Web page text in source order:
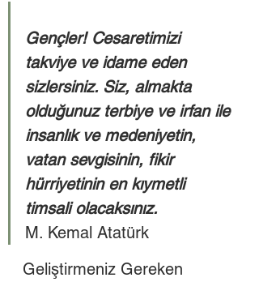
Gençler! Cesaretimizi
takviye ve idame eden
sizlersiniz. Siz, almakta
olduğunuz terbiye ve irfan ile
insanlık ve medeniyetin,
vatan sevgisinin, fikir
hürriyetinin en kıymetli
timsali olacaksınız.
M. Kemal Atatürk
Geliştirmeniz Gereken